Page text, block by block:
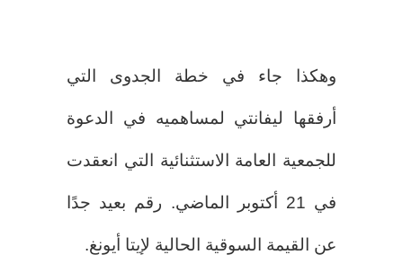
وهكذا جاء في خطة الجدوى التي
أرفقها ليفانتي لمساهميه في الدعوة
للجمعية العامة الاستثنائية التي انعقدت
في 21 أكتوبر الماضي. رقم بعيد جدًا
عن القيمة السوقية الحالية لإيتا أيونغ.